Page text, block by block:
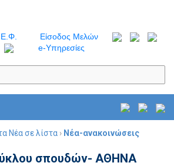
Είσοδος Μελών
e-Υπηρεσίες
Νέα σε λίστα › Νέα-ανακοινώσεις
σπουδών- ΑΘΗΝΑ